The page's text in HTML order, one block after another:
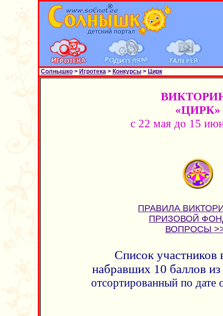
Солнышко> Игротека> Конкурсы> Цирк
«ЦИРК»
с 22 мая до 15
ПРАВИЛА
ПРИЗОВОЙ
ВОПРОСЫ
Список участников
набравших 10 баллов
отсортированный по дате